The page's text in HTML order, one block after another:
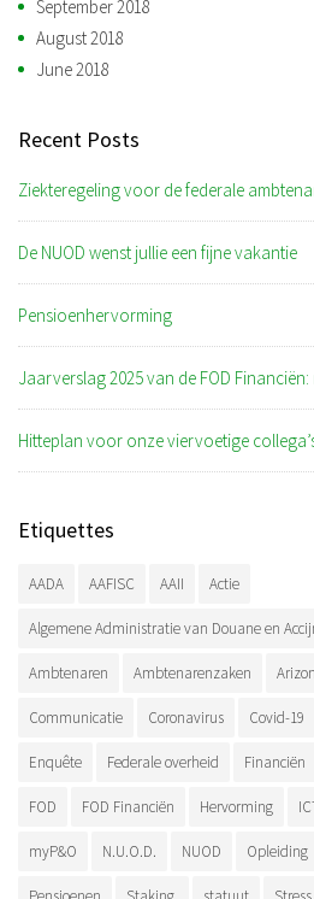
September 2018
August 2018
June 2018
Recent Posts
Ziekteregeling voor de federale
De NUOD wenst jullie een fijne vakantie
Pensioenhervorming
Jaarverslag 2025 van de FOD
Hitteplan voor onze viervoetige
Etiquettes
AADA AAFISC AAII Actie
Algemene Administratie van Douane en
Ambtenaren Ambtenarenzaken
Communicatie Coronavirus Covid-19
Enquête Federale overheid Financiën
FOD FOD Financiën Hervorming
myP&O N.U.O.D. NUOD Opleiding